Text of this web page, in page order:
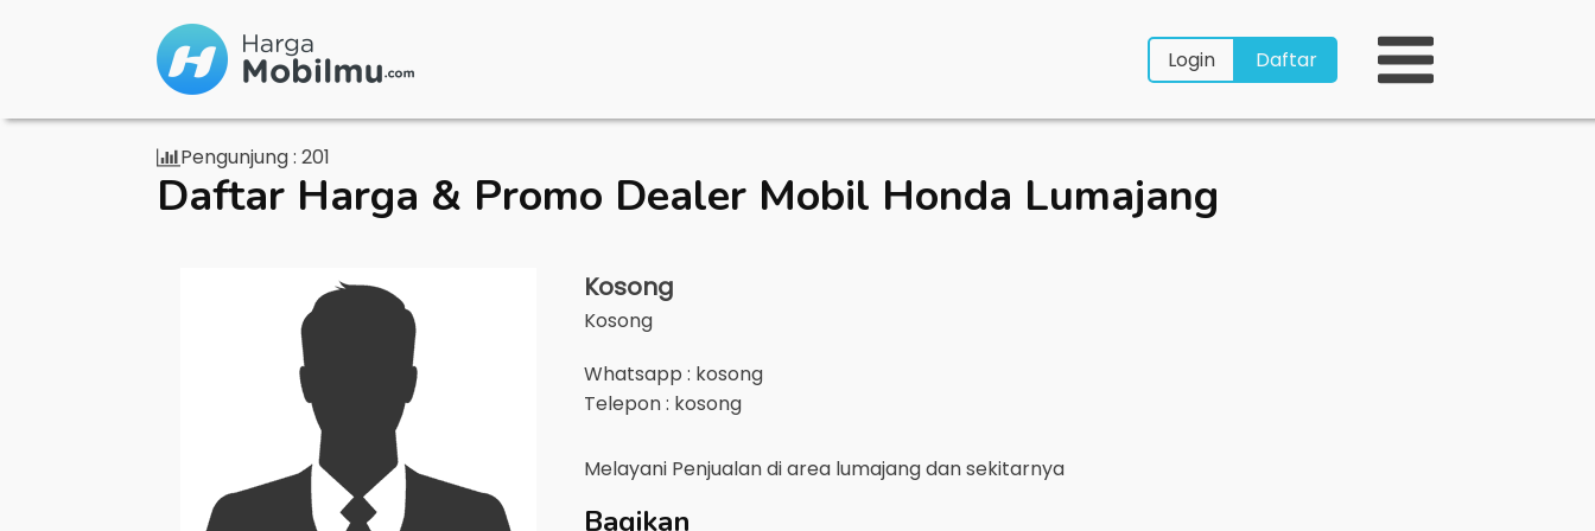
Login Daftar
Pengunjung : 201
Daftar Harga & Promo Dealer Mobil Honda Lumajang
Kosong
Kosong
Whatsapp : kosong
Telepon : kosong
Melayani Penjualan di area lumajangdan sekitarnya
Bagikan